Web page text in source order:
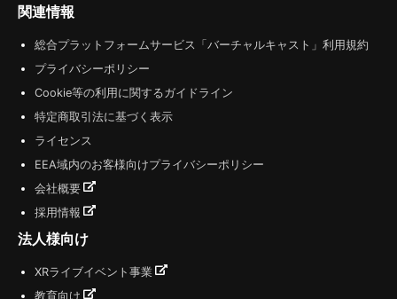
関連情報
総合プラットフォームサービス「バーチャルキャスト」利用規約
プライバシーポリシー
Cookie等の利用に関するガイドライン
特定商取引法に基づく表示
ライセンス
EEA域内のお客様向けプライバシーポリシー
会社概要
採用情報
法人様向け
XRライブイベント事業
教育向け